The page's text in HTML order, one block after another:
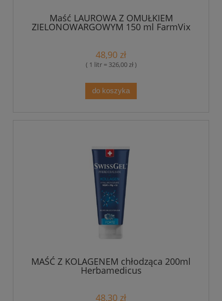
Maść LAUROWA Z OMUŁKIEM
ZIELONOWARGOWYM 150 ml FarmVix
48,90 zł
( 1 litr = 326,00 zł )
do koszyka
MAŚĆ Z KOLAGENEM chłodząca 200ml
Herbamedicus
48,30 zł